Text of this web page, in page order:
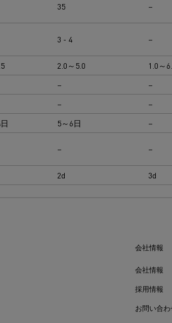
35 –
3 - 4 –
2.0～5.0 1.0～
– –
– –
5～6日 –
– –
2d 3d
会社情報
会社情報
採用情報
お問い合